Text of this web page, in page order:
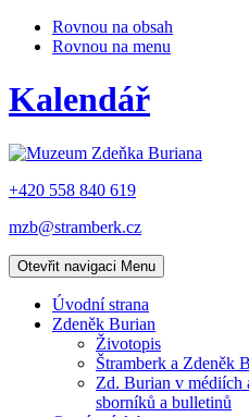
Rovnou na obsah
Rovnou na menu
Kalendář
+420 558 840 619
mzb@stramberk.cz
Otevřit navigaci Menu
Úvodní strana
Zdeněk Burian
Životopis
Štramberk a Zdeněk
Zd. Burian v médiích
sborníků a bulletinů